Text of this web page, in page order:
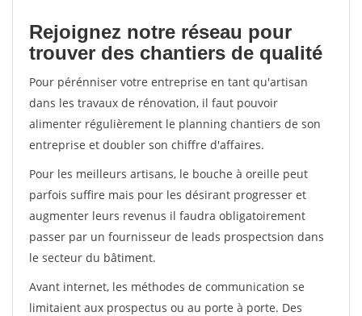
Rejoignez notre réseau pour
trouver des chantiers de qualité
Pour pérénniser votre entreprise en tant qu'artisan
dans les travaux de rénovation, il faut pouvoir
alimenter régulièrement le planning chantiers de son
entreprise et doubler son chiffre d'affaires.
Pour les meilleurs artisans, le bouche à oreille peut
parfois suffire mais pour les désirant progresser et
augmenter leurs revenus il faudra obligatoirement
passer par un fournisseur de leads prospectsion dans
le secteur du bâtiment.
Avant internet, les méthodes de communication se
limitaient aux prospectus ou au porte à porte. Des